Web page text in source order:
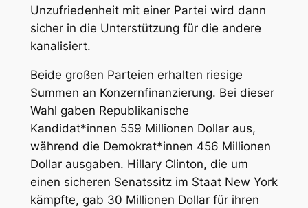
Unzufriedenheit mit einer Partei wird dann
sicher in die Unterstützung für die andere
kanalisiert.
Beide großen Parteien erhalten riesige
Summen an Konzernfinanzierung. Bei dieser
Wahl gaben Republikanische
Kandidat*innen 559 Millionen Dollar aus,
während die Demokrat*innen 456 Millionen
Dollar ausgaben. Hillary Clinton, die um
einen sicheren Senatssitz im Staat New York
kämpfte, gab 30 Millionen Dollar für ihren